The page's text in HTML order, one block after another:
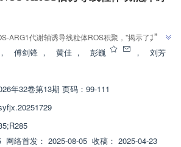
ARG1代谢轴诱导线粒体ROS积聚，"揭示了其'代
机制"，为结肠癌治疗提供了新策略。”
”
， 傅剑锋 ， 黄佳 ， 彭巍 ， 刘芳
年32卷第13期 页码：99-111
网络首发： 2025-08-05 收稿： 2025-04-23